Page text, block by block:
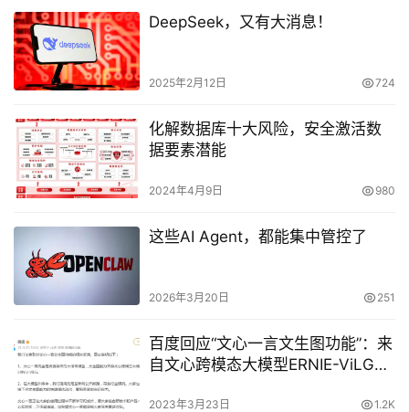
DeepSeek，又有大消息！
2025年2月12日 724
化解数据库十大风险，安全激活数
据要素潜能
2024年4月9日 980
这些AI Agent，都能集中管控了
2026年3月20日 251
百度回应“文心一言文生图功能”：来
自文心跨模态大模型ERNIE-ViLG，
2023年3月23日 1.2K